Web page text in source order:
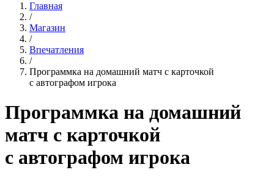
Главная
/
Магазин
/
Впечатления
/
Программка на домашний матч с карточкой
с автографом игрока
Программка на домашний
матч с карточкой
с автографом игрока